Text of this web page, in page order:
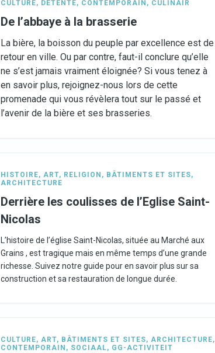
CULTURE, DÉTENTE, CONTEMPORAIN , CULINAIR
De l’abbaye à la brasserie
La bière, la boisson du peuple par excellence est de
retour en ville. Ou par contre, faut-il conclure qu’elle
ne s’est jamais vraiment éloignée? Si vous tenez à
en savoir plus, rejoignez-nous lors de cette
promenade qui vous révèlera tout sur le passé et
l’avenir de la bière et ses brasseries.
HISTOIRE, ART, RELIGION , BÂTIMENTS ET SITES,
ARCHITECTURE
Derrière les coulisses de l’Eglise Saint-
Nicolas
L’histoire de l’église Saint-Nicolas, située au Marché aux
Grains , est tragique mais en même temps d’une grande
richesse. Suivez notre guide pour en savoir plus sur sa
construction et sa restauration de longue durée.
CULTURE, ART, BÂTIMENTS ET SITES, ARCHITECTURE,
CONTEMPORAIN , SOCIAAL, GG-ACTIVITEIT